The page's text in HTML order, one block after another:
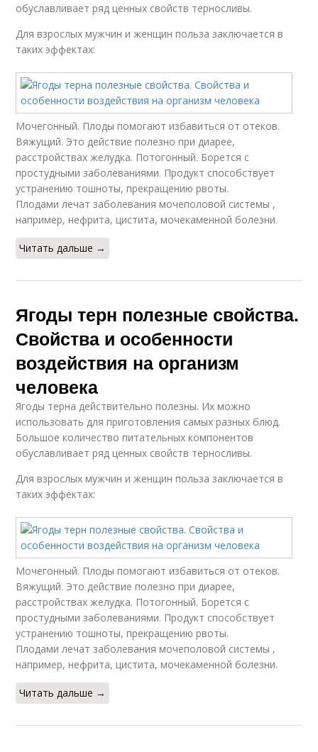
обуславливает ряд ценных свойств терносливы.
Для взрослых мужчин и женщин польза заключается в
таких эффектах:
Мочегонный. Плоды помогают избавиться от отеков.
Вяжущий. Это действие полезно при диарее,
расстройствах желудка. Потогонный. Борется с
простудными заболеваниями. Продукт способствует
устранению тошноты, прекращению рвоты.
Плодами лечат заболевания мочеполовой системы ,
например, нефрита, цистита, мочекаменной болезни.
Читать дальше →
Ягоды терн полезные свойства.
Свойства и особенности
воздействия на организм
человека
Ягоды терна действительно полезны. Их можно
использовать для приготовления самых разных блюд.
Большое количество питательных компонентов
обуславливает ряд ценных свойств терносливы.
Для взрослых мужчин и женщин польза заключается в
таких эффектах:
Мочегонный. Плоды помогают избавиться от отеков.
Вяжущий. Это действие полезно при диарее,
расстройствах желудка. Потогонный. Борется с
простудными заболеваниями. Продукт способствует
устранению тошноты, прекращению рвоты.
Плодами лечат заболевания мочеполовой системы ,
например, нефрита, цистита, мочекаменной болезни.
Читать дальше →